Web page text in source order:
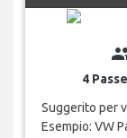
4
Suggerito per
Esempio: VW